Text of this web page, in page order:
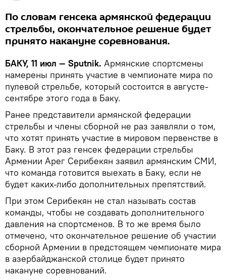
По словам генсека армянской федерации
стрельбы, окончательное решение будет
принято накануне соревнования.
БАКУ, 11 июл — Sputnik. Армянские спортсмены
намерены принять участие в чемпионате мира по
пулевой стрельбе, который состоится в августе-
сентябре этого года в Баку.
Ранее представители армянской федерации
стрельбы и члены сборной не раз заявляли о том,
что хотят принять участие в мировом первенстве в
Баку. В этот раз генсек федерации стрельбы
Армении Арег Серибекян заявил армянским СМИ,
что команда готовится выехать в Баку, если не
будет каких-либо дополнительных препятствий.
При этом Серибекян не стал называть состав
команды, чтобы не создавать дополнительного
давления на спортсменов. В то же время было
отмечено, что окончательное решение об участии
сборной Армении в предстоящем чемпионате мира
в азербайджанской столице будет принято
накануне соревнований.